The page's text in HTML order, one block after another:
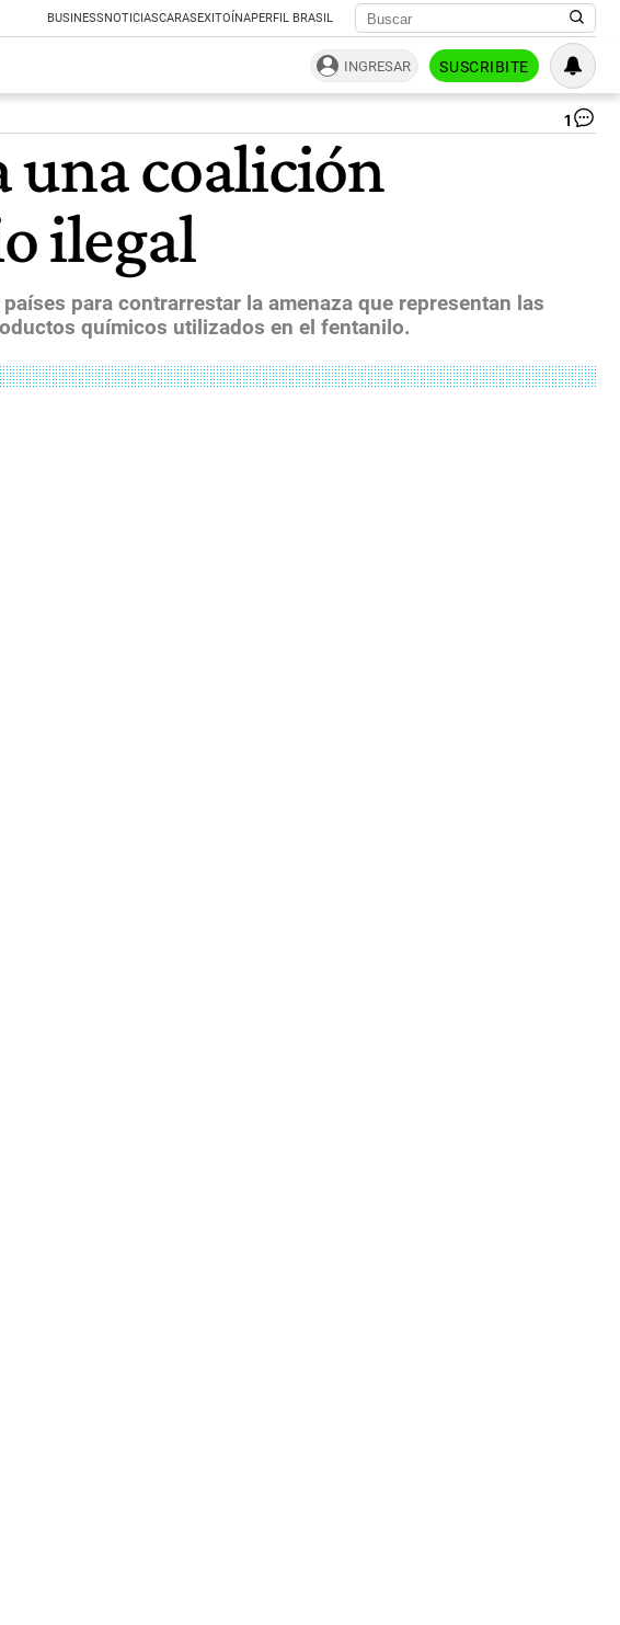
BUSINESSNOTICIASCARASEXITOÍNAPERFIL BRASIL
INGRESAR SUSCRIBITE
1
una coalición
ilegal
para contrarrestar la amenaza que representan las
químicos utilizados en el fentanilo.